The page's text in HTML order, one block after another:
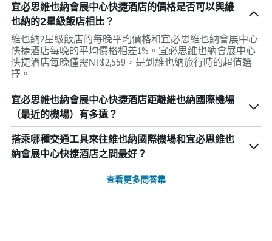
宜必思維也納會展中心快捷酒店的價格是否可以與維
也納的2星級飯店相比？
維也納2星級飯店的每晚平均價格和宜必思維也納會展中心
快捷酒店每晚的平均價格相差1%。宜必思維也納會展中心
快捷酒店每晚僅需NT$2,559，是到維也納旅行時的超值選
擇。
宜必思維也納會展中心快捷酒店距離維也納國際機場
（最近的機場）有多遠？
搭乘哪種交通工具來往維也納國際機場和宜必思維也
納會展中心快捷酒店之間最好？
查看更多問答集